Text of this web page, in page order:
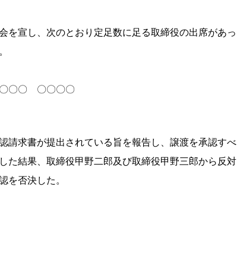
を宣し、次のとおり定足数に足る取締役の出席があっ
〇〇 〇〇〇〇
請求書が提出されている旨を報告し、譲渡を承認すべ
た結果、取締役甲野二郎及び取締役甲野三郎から反対
を否決した。